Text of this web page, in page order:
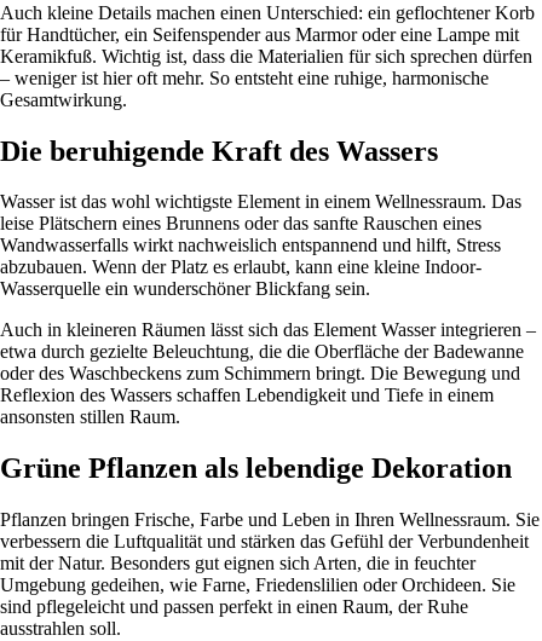
Auch kleine Details machen einen Unterschied: ein geflochtener Korb
für Handtücher, ein Seifenspender aus Marmor oder eine Lampe mit
Keramikfuß. Wichtig ist, dass die Materialien für sich sprechen dürfen
– weniger ist hier oft mehr. So entsteht eine ruhige, harmonische
Gesamtwirkung.
Die beruhigende Kraft des Wassers
Wasser ist das wohl wichtigste Element in einem Wellnessraum. Das
leise Plätschern eines Brunnens oder das sanfte Rauschen eines
Wandwasserfalls wirkt nachweislich entspannend und hilft, Stress
abzubauen. Wenn der Platz es erlaubt, kann eine kleine Indoor-
Wasserquelle ein wunderschöner Blickfang sein.
Auch in kleineren Räumen lässt sich das Element Wasser integrieren –
etwa durch gezielte Beleuchtung, die die Oberfläche der Badewanne
oder des Waschbeckens zum Schimmern bringt. Die Bewegung und
Reflexion des Wassers schaffen Lebendigkeit und Tiefe in einem
ansonsten stillen Raum.
Grüne Pflanzen als lebendige Dekoration
Pflanzen bringen Frische, Farbe und Leben in Ihren Wellnessraum. Sie
verbessern die Luftqualität und stärken das Gefühl der Verbundenheit
mit der Natur. Besonders gut eignen sich Arten, die in feuchter
Umgebung gedeihen, wie Farne, Friedenslilien oder Orchideen. Sie
sind pflegeleicht und passen perfekt in einen Raum, der Ruhe
ausstrahlen soll.